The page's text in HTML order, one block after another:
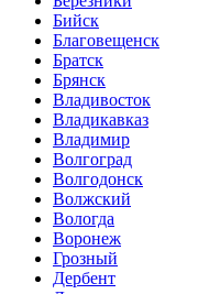
Бийск
Благовещенск
Братск
Брянск
Владивосток
Владикавказ
Владимир
Волгоград
Волгодонск
Волжский
Вологда
Воронеж
Грозный
Дербент